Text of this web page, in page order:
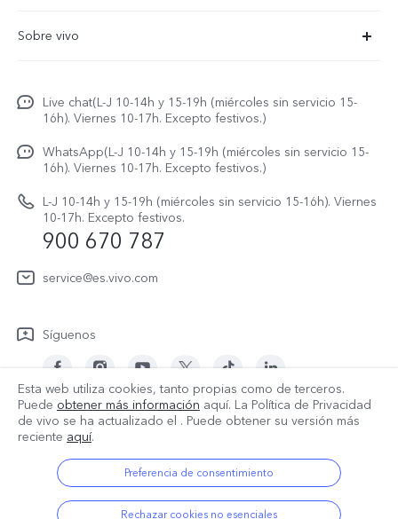
X300
V70 5G
V70 FE
Y31 5G
Autenticación de IMEI
Gestión de reparaciones
Manual de usuario
Actualización de sistema
Actualizar registro
Instrucciones de Garantía
Sobre vivo
Netiqueta vivo
Avisos legales
Acerca de nosotros
Sostenibilidad
Centro de privacidad de vivo
Live chat(L-J 10-14h y 15-19h (miércoles sin servicio 15-
16h). Viernes 10-17h. Excepto festivos.)
WhatsApp(L-J 10-14h y 15-19h (miércoles sin servicio 15-
16h). Viernes 10-17h. Excepto festivos.)
L-J 10-14h y 15-19h (miércoles sin servicio 15-16h). Viernes
10-17h. Excepto festivos.
900 670 787
service@es.vivo.com
Síguenos
España | Seleccione país/región
© 2026 vivo Mobile Communication Co., Ltd. Todos los derechos
Esta web utiliza cookies, tanto propias como de terceros.
Puede obtener más información aquí. La Política de Privacidad
de vivo se ha actualizado el . Puede obtener su versión más
reciente aquí.
Preferencia de consentimiento
Rechazar cookies no esenciales